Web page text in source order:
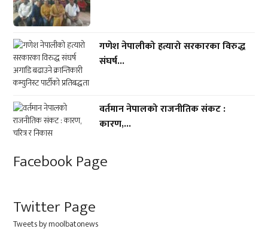
गणेश नेपालीको हत्यारो सरकारका विरुद्ध
संघर्ष...
वर्तमान नेपालको राजनीतिक संकट :
कारण,...
Facebook Page
Twitter Page
Tweets by moolbatonews